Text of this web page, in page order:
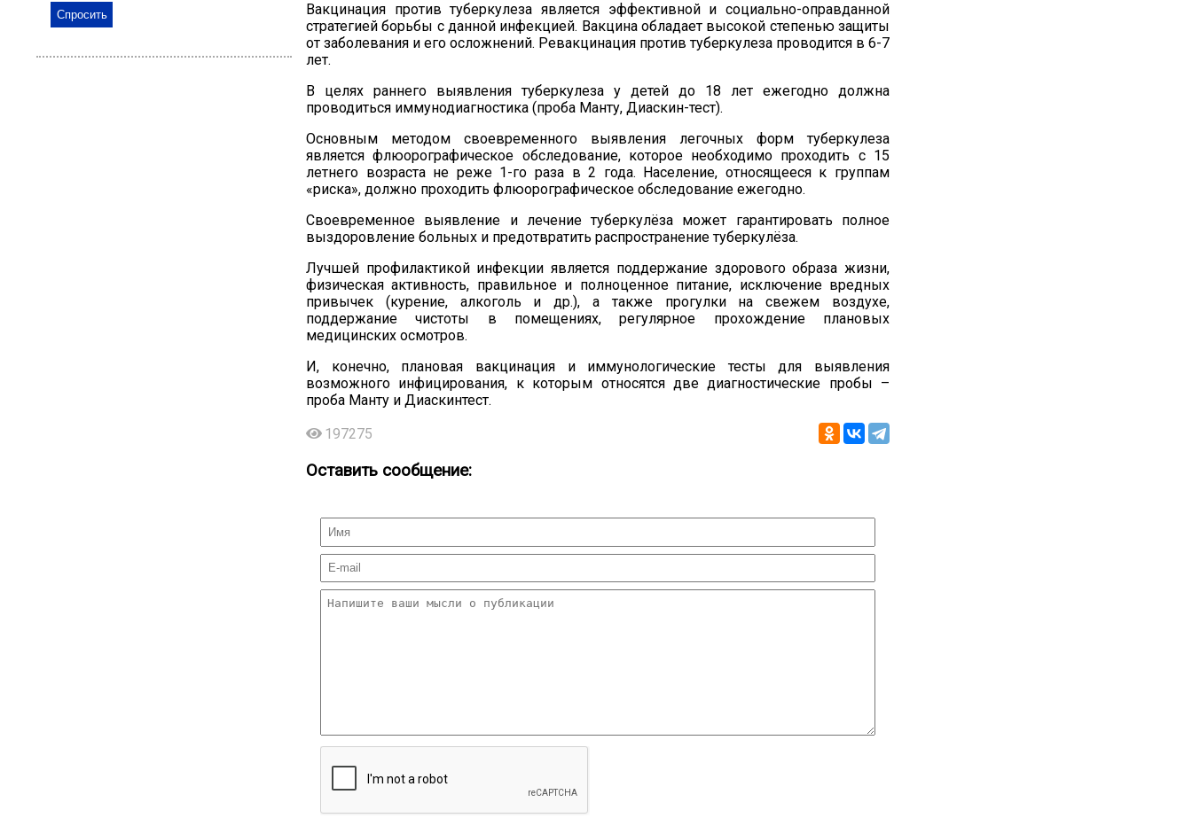
Вакцинация против туберкулеза является эффективной и социально-оправданной
стратегией борьбы с данной инфекцией. Вакцина обладает высокой степенью защиты
от заболевания и его осложнений. Ревакцинация против туберкулеза проводится в 6-7
лет.
В целях раннего выявления туберкулеза у детей до 18 лет ежегодно должна
проводиться иммунодиагностика (проба Манту, Диаскин-тест).
Основным методом своевременного выявления легочных форм туберкулеза
являетсяфлюорографическое обследование, которое необходимо проходить с 15
летнего возраста не реже 1-го раза в 2 года. Население, относящееся к группам
«риска», должно проходить флюорографическое обследование ежегодно.
Своевременное выявление и лечение туберкулёза может гарантировать полное
выздоровление больных и предотвратить распространение туберкулёза.
Лучшей профилактикой инфекции является поддержание здорового образа жизни,
физическая активность, правильное и полноценное питание, исключение вредных
привычек (курение, алкоголь и др.), а также прогулки на свежем воздухе,
поддержание чистоты в помещениях,регулярное прохождение плановых
медицинских осмотров.
И, конечно, плановая вакцинация и иммунологические тесты для выявления
возможного инфицирования, к которым относятся две диагностические пробы –
проба Манту и Диаскинтест.
197275
Оставить сообщение: